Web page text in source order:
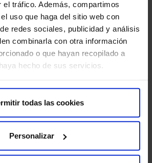
el tráfico. Además, compartimos
uso que haga del sitio web con
redes sociales, publicidad y análisis
combinarla con otra información
o que hayan recopilado a
hecho de sus servicios.
todas las cookies
Personalizar
de sus síntomas, antecedentes
un examen físico y neurológico.
síntomas, podrían indicarse pruebas
pruebas neurofisiológicas
a un neurólogo si experimentas
de equilibrio, pérdida de
para hablar o entender el lenguaje,
en los músculos o cualquier